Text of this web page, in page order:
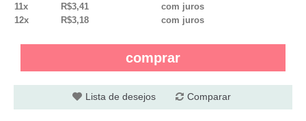
11x
R$3,41
com juros
12x
R$3,18 com juros
comprar
Lista de desejos Comparar